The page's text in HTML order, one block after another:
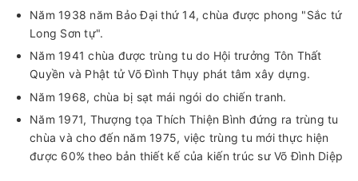
Năm 1938 năm Bảo Đại thứ 14, chùa được phong "Sắc tứ
Long Sơn tự".
Năm 1941 chùa được trùng tu do Hội trưởng Tôn Thất
Quyền và Phật tử Võ Đình Thụy phát tâm xây dựng.
Năm 1968, chùa bị sạt mái ngói do chiến tranh.
Năm 1971, Thượng tọa Thích Thiện Bình đứng ra trùng tu
chùa và cho đến năm 1975, việc trùng tu mới thực hiện
được 60% theo bản thiết kế của kiến trúc sư Võ Đình Diệp